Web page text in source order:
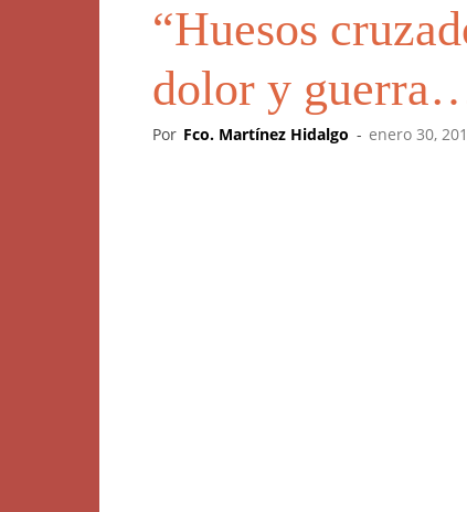
“Huesos
dolor y
Por Fco. Martínez Hidalgo - enero 30,